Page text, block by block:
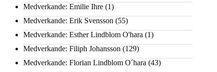
Medverkande: Emilie Ihre (1)
Medverkande: Erik Svensson (55)
Medverkande: Esther Lindblom O'hara (1)
Medverkande: Filiph Johansson (129)
Medverkande: Florian Lindblom O´hara (43)